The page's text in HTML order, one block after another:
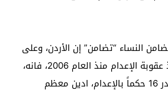
النساء “تضامن” إن الأردن، وعلى
الرغم من وقفه لتنفيذ عقوبة الإعدام منذ العام 2006، فانه،
وخلال العام 2012 أصدر 16 حكماً بالإعدام، ادين معظم